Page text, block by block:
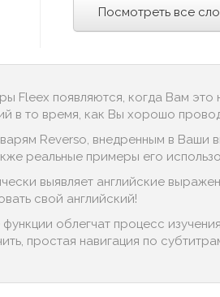
Посмотреть все
Fleex появляются, когда Вам
в то время, как Вы хорошо
Reverso, внедренным в Ваши
реальные примеры его
выявляет английские
свой английский!
облегчат процесс
простая навигация по